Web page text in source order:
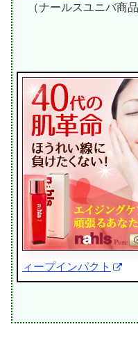
（ナールスユニバ商品
ィープインパクト